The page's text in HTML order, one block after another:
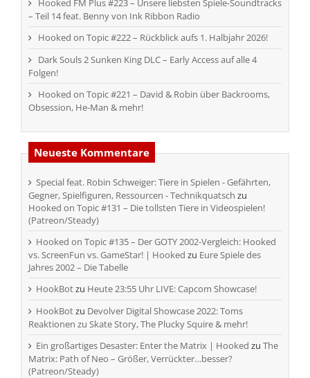
Hooked FM Plus #223 – Unsere liebsten Spiele-Soundtracks
– Teil 14 feat. Benny von Ink Ribbon Radio
Hooked on Topic #222 – Rückblick aufs 1. Halbjahr 2026!
Dark Souls 2 Sunken King DLC – Early Access auf alle 4
Folgen!
Hooked on Topic #221 – David & Robin über Backrooms,
Obsession, He-Man & mehr!
Neueste Kommentare
Special feat. Robin Schweiger: Tiere in Spielen - Gefährten,
Gegner, Spielfiguren, Ressourcen - Technikquatsch zu
Hooked on Topic #131 – Die tollsten Tiere in Videospielen!
(Patreon/Steady)
Hooked on Topic #135 – Der GOTY 2002-Vergleich: Hooked
vs. ScreenFun vs. GameStar! | Hooked zu Eure Spiele des
Jahres 2002 – Die Tabelle
HookBotzu Heute 23:55 Uhr LIVE: Capcom Showcase!
HookBotzu Devolver Digital Showcase 2022: Toms
Reaktionen zu Skate Story, The Plucky Squire & mehr!
Ein großartiges Desaster: Enter the Matrix | Hooked zu The
Matrix: Path of Neo – Größer, Verrückter…besser?
(Patreon/Steady)